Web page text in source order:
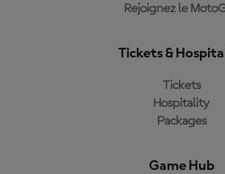
Rejoignez le
Tickets &
Tickets
Hospitality
Packages
Game Hub